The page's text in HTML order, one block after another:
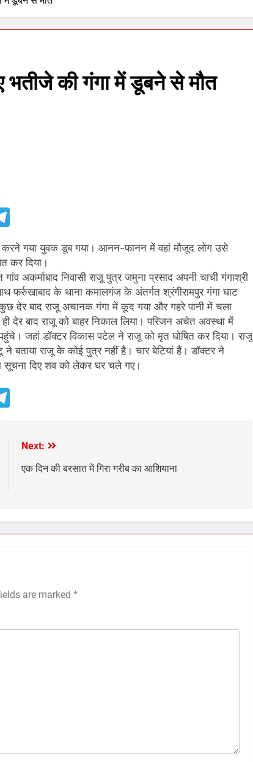
की गंगा में डूबने से मौत
करने गया युवक डूब गया। आनन-फानन में वहां मौजूद लोग उसे
कर दिया।
अकर्माबाद निवासी राजू पुत्र जमुना प्रसाद अपनी चाची गंगाश्री
फर्रुखाबाद के थाना कमालगंज के अंतर्गत श्रंगीरामपुर गंगा घाट
देर बाद राजू अचानक गंगा में कूद गया और गहरे पानी में चला
बाद राजू को बाहर निकाल लिया। परिजन अचेत अवस्था में
जहां डॉक्टर विकास पटेल ने राजू को मृत घोषित कर दिया। राजू
बताया राजू के कोई पुत्र नहीं है। चार बेटियां हैं। डॉक्टर ने
सूचना दिए शव को लेकर घर चले गए।
Next:
एक दिन की बरसात में गिरा गरीब का आशियाना
are marked *